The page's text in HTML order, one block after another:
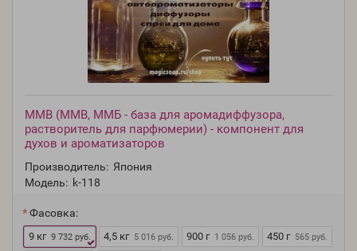
MMB (ММВ, ММБ - база для аромадиффузора,
растворитель для парфюмерии) - компонент для
духов и ароматизаторов
Производитель: Япония
Модель: k-118
Фасовка:
9 кг 9 732 руб. 4,5 кг 5 016 руб. 900 г 1 056 руб. 450 г 565 руб.